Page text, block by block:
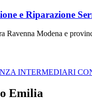
e Riparazione
Ravenna Modena e
INTERMEDIARI
Emilia